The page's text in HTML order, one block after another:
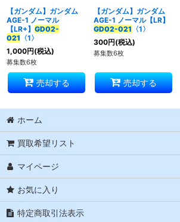
絞り込む
【ガンダム】ガンダム
AGE-1 ノーマル
【LR+】 GD02-
021 〈1〉
1,000円(税込)
募集数6枚
売却する
【ガンダム】ガンダム
AGE-1 ノーマル【LR】
GD02-021 〈1〉
300円(税込)
募集数6枚
売却する
ホーム
買取希望リスト
マイページ
お気に入り
特定商取引法表示